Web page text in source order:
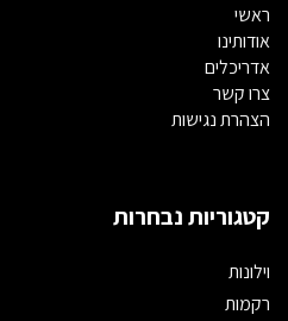
ראשי
אודותינו
אדריכלים
צרו קשר
הצהרת נגישות
קטגוריות נבחרות
וילונות
רקמות